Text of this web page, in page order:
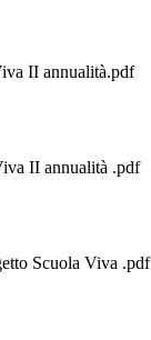
II annualità.pdf
II annualità .pdf
Scuola Viva .pdf